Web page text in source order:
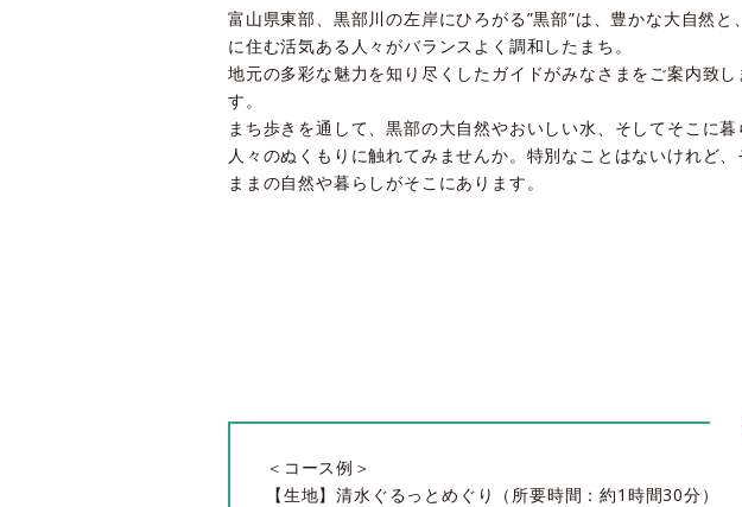
富山県東部、黒部川の左岸にひろがる”黒部”は、豊かな大自然と
に住む活気ある人々がバランスよく調和したまち。
地元の多彩な魅力を知り尽くしたガイドがみなさまをご案内致し
す。
まち歩きを通して、黒部の大自然やおいしい水、そしてそこに暮
人々のぬくもりに触れてみませんか。特別なことはないけれど、
ままの自然や暮らしがそこにあります。
＜コース例＞
【生地】清水ぐるっとめぐり（所要時間：約1時間30分）